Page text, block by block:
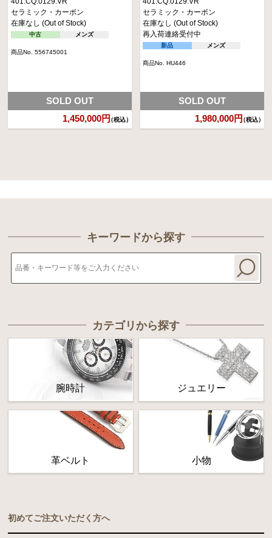
セラミック・カーボン
在庫なし (Out of Stock)
中古 メンズ
商品No. 556745001
1,450,000円（税込）
SOLD OUT
セラミック・カーボン
在庫なし (Out of Stock)
再入荷連絡受付中
新品 メンズ
商品No. HU446
1,980,000円（税込）
SOLD OUT
キーワードから探す
カテゴリから探す
腕時計 ジュエリー
革ベルト 小物
初めてご注文いただく方へ